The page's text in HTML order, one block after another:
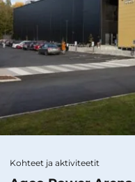
Kohteet ja aktiviteetit